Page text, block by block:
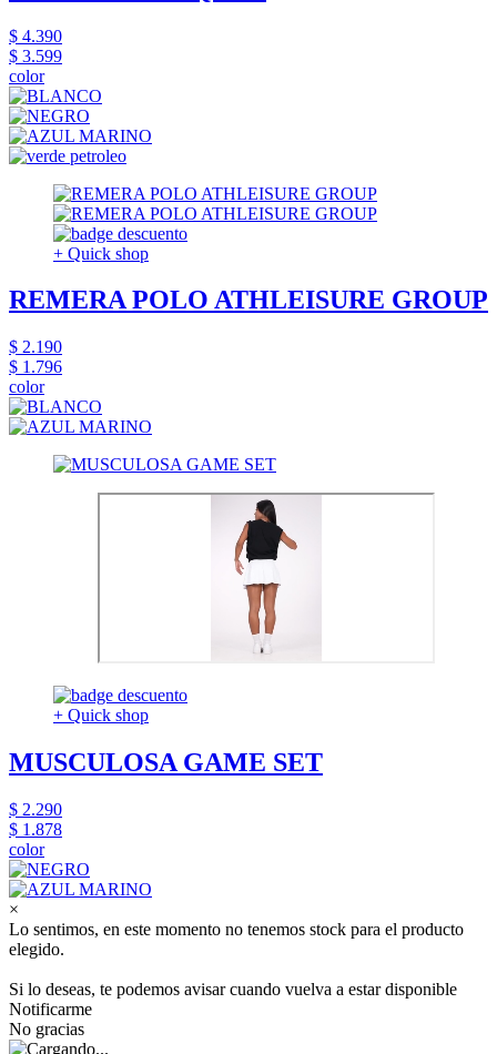
$ 4.390
$ 3.599
color
+ Quick shop
REMERA POLO ATHLEISURE GROUP
$ 2.190
$ 1.796
color
+ Quick shop
MUSCULOSA GAME SET
$ 2.290
$ 1.878
color
×
Lo sentimos, en este momento no tenemos stock para el producto
elegido.
Si lo deseas, te podemos avisar cuando vuelva a estar disponible
Notificarme
No gracias